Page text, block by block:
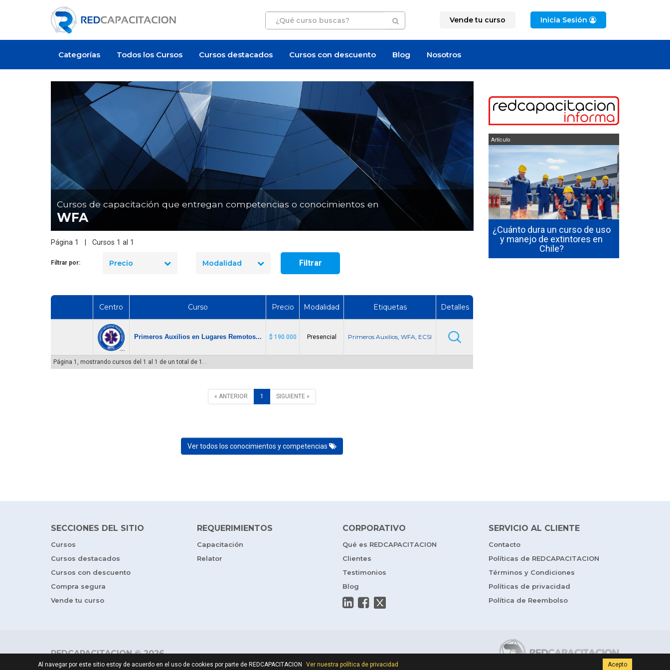
Vende tu curso Inicia Sesión
Categorías Todos los Cursos Cursos destacados Cursos con descuento Blog Nosotros
Cursos de capacitación que entregan competencias o conocimientos en
WFA
Página 1 | Cursos 1 al 1
Filtrar por: Precio Modalidad Filtrar
Centro Curso Precio Modalidad Etiquetas Detalles
Primeros Auxilios en Lugares Remotos... $ 190.000 Presencial Primeros Auxilios, WFA, ECSI
Página 1, mostrando cursos del 1 al 1 de un total de 1. .
« ANTERIOR 1 SIGUIENTE »
Ver todos los conocimientos y competencias
una Brigada de
en tu Empresa
seguridad industrial en Chile
en 2026? El precio real de los
¿Cuánto cuesta un curso de
manejo de extintores en Chile
¿Cuánto dura un curso de uso
Cómo Ser Brigadista de
Emergencia en Chile:
Funciones y Requisitos
Artículo
SECCIONES DEL SITIO
Cursos
Cursos destacados
Cursos con descuento
Compra segura
Vende tu curso
REQUERIMIENTOS
Capacitación
Relator
CORPORATIVO
Qué es REDCAPACITACION
Clientes
Testimonios
Blog
SERVICIO AL CLIENTE
Contacto
Políticas de REDCAPACITACION
Términos y Condiciones
Políticas de privacidad
Política de Reembolso
REDCAPACITACION © 2026
Al navegar por este sitio estoy de acuerdo en el uso de cookies por parte de REDCAPACITACION Ver nuestra política de privacidad Acepto